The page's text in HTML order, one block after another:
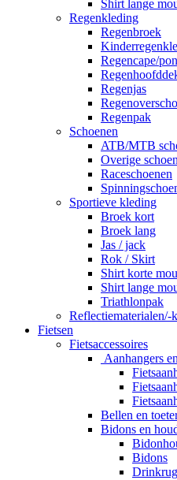
Shirt lange
Regenkleding
Regenbroek
Regencape/
Regenjas
Regenpak
Schoenen
ATB/MTB
Overige
Raceschoenen
Sportieve kleding
Broek kort
Broek lang
Jas / jack
Rok / Skirt
Shirt korte
Shirt lange
Triathlonpak
Reflectiematerialen/-
Fietsen
Fietsaccessoires
Aanhangers
Bellen en
Bidons en
Bidons